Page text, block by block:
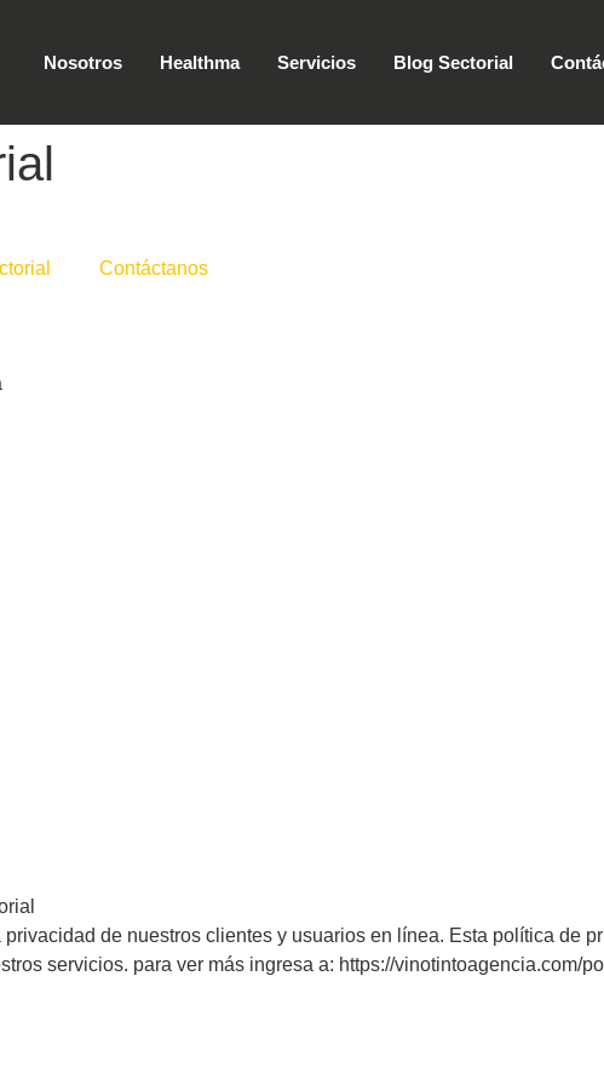
Nosotros Healthma Servicios Blog Sectorial
Contáctanos
de nuestros clientes y usuarios en línea. Esta política de
servicios. para ver más ingresa a: https://vinotintoagencia.com/